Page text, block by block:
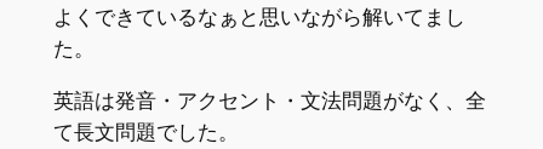
よくできているなぁと思いながら解いてまし
た。
英語は発音・アクセント・文法問題がなく、全
て長文問題でした。